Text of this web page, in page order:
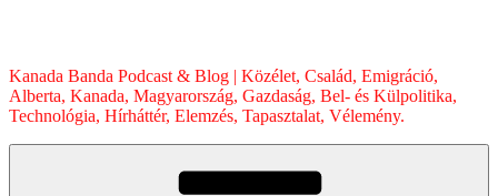
Kanada Banda Podcast & Blog | Közélet, Család, Emigráció,
Alberta, Kanada, Magyarország, Gazdaság, Bel- és Külpolitika,
Technológia, Hírháttér, Elemzés, Tapasztalat, Vélemény.